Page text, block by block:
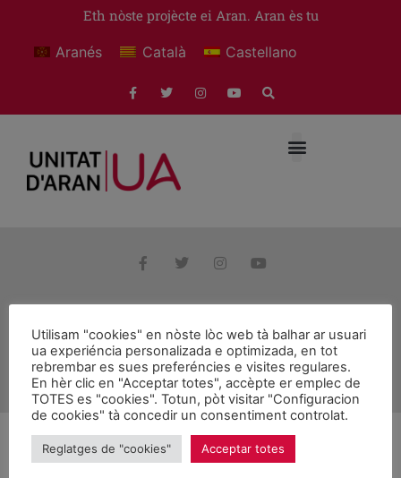
Eth nòste projècte ei Aran. Aran ès tu
Aranés Català Castellano
Utilisam "cookies" en nòste lòc web tà balhar ar usuari
ua experiéncia personalizada e optimizada, en tot
rebrembar es sues preferéncies e visites regulares.
En hèr clic en "Acceptar totes", accèpte er emplec de
TOTES es "cookies". Totun, pòt visitar "Configuracion
de cookies" tà concedir un consentiment controlat.
Reglatges de "cookies" Acceptar totes